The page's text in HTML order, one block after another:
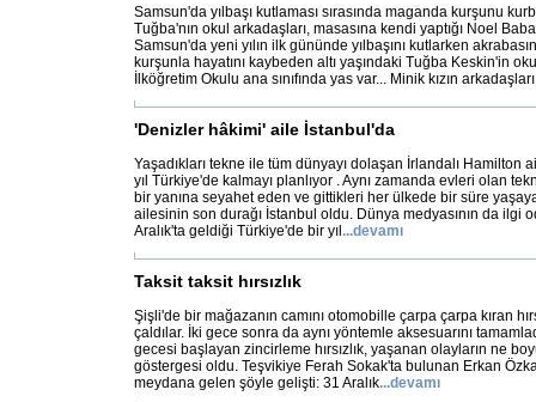
Samsun'da yılbaşı kutlaması sırasında maganda kurşunu
Tuğba'nın okul arkadaşları, masasına kendi yaptığı Noel
Samsun'da yeni yılın ilk gününde yılbaşını kutlarken
kurşunla hayatını kaybeden altı yaşındaki Tuğba Keskin'in
İlköğretim Okulu ana sınıfında yas var... Minik kızın
'Denizler hâkimi' aile İstanbul'da
Yaşadıkları tekne ile tüm dünyayı dolaşan İrlandalı Hamilton
yıl Türkiye'de kalmayı planlıyor . Aynı zamanda evleri olan
bir yanına seyahet eden ve gittikleri her ülkede bir süre
ailesinin son durağı İstanbul oldu. Dünya medyasının da ilgi
Aralık'ta geldiği Türkiye'de bir yıl ...devamı
Taksit taksit hırsızlık
Şişli'de bir mağazanın camını otomobille çarpa çarpa kıran
çaldılar. İki gece sonra da aynı yöntemle aksesuarını
gecesi başlayan zincirleme hırsızlık, yaşanan olayların ne
göstergesi oldu. Teşvikiye Ferah Sokak'ta bulunan Erkan
meydana gelen şöyle gelişti: 31 Aralık...devamı